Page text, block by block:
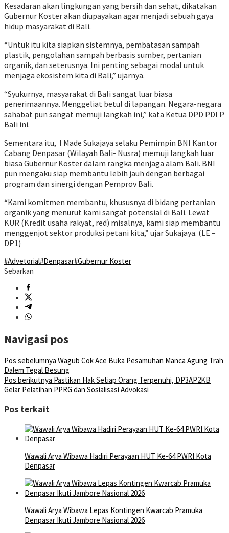
Kesadaran akan lingkungan yang bersih dan sehat, dikatakan
Gubernur Koster akan diupayakan agar menjadi sebuah gaya
hidup masyarakat di Bali.
“Untuk itu kita siapkan sistemnya, pembatasan sampah
plastik, pengolahan sampah berbasis sumber, pertanian
organik, dan seterusnya. Ini penting sebagai modal untuk
menjaga ekosistem kita di Bali,” ujarnya.
“Syukurnya, masyarakat di Bali sangat luar biasa
penerimaannya. Menggeliat betul di lapangan. Negara-negara
sahabat pun sangat memuji langkah ini,” kata Ketua DPD PDI P
Bali ini.
Sementara itu, I Made Sukajaya selaku Pemimpin BNI Kantor
Cabang Denpasar (Wilayah Bali- Nusra) memuji langkah luar
biasa Gubernur Koster dalam rangka menjaga alam Bali. BNI
pun mengaku siap membantu lebih jauh dengan berbagai
program dan sinergi dengan Pemprov Bali.
“Kami komitmen membantu, khususnya di bidang pertanian
organik yang menurut kami sangat potensial di Bali. Lewat
KUR (Kredit usaha rakyat, red) misalnya, kami siap membantu
menggenjot sektor produksi petani kita,” ujar Sukajaya. (LE –
DP1)
#Advetorial#Denpasar#Gubernur Koster
Sebarkan
Navigasi pos
Pos sebelumnya Wagub Cok Ace Buka Pesamuhan Manca Agung Trah
Dalem Tegal Besung
Pos berikutnya Pastikan Hak Setiap Orang Terpenuhi, DP3AP2KB
Gelar Pelatihan PPRG dan Sosialisasi Advokasi
Pos terkait
Wawali Arya Wibawa Hadiri Perayaan HUT Ke-64 PWRI Kota
Denpasar
Wawali Arya Wibawa Lepas Kontingen Kwarcab Pramuka
Denpasar Ikuti Jambore Nasional 2026